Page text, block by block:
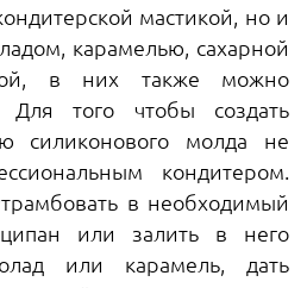
мастикой, но и
карамелью, сахарной
в них также можно
Для того чтобы создать
силиконового молда не
кондитером.
в необходимый
или залить в него
или карамель, дать